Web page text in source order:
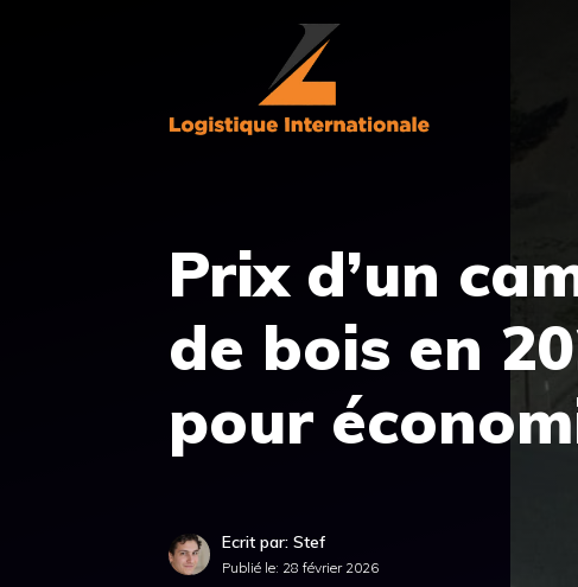
Prix d’un
de bois en
pour
Ecrit par: Stef
Publié le: 28 février 2026